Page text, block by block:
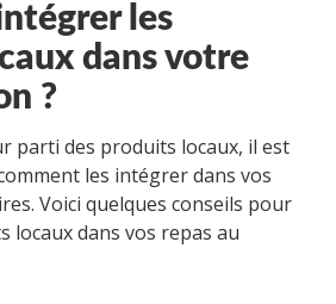
les
dans votre
?
parti des produits locaux, il est
les intégrer dans vos
Voici quelques conseils pour
locaux dans vos repas au